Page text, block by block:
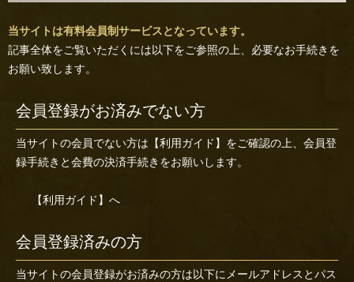
当サイトは有料会員制サービスとなっています。
記事全体をご覧いただくには以下をご参照の上、必要なお手続きを
お願い致します。
会員登録がお済みでない方
当サイトの会員でない方は 【利用ガイド】 をご確認の上、会員登
録手続きと会費の決済手続きをお願いします。
【利用ガイド】へ
会員登録済みの方
当サイトの会員登録がお済みの方は以下にメールアドレスとパス